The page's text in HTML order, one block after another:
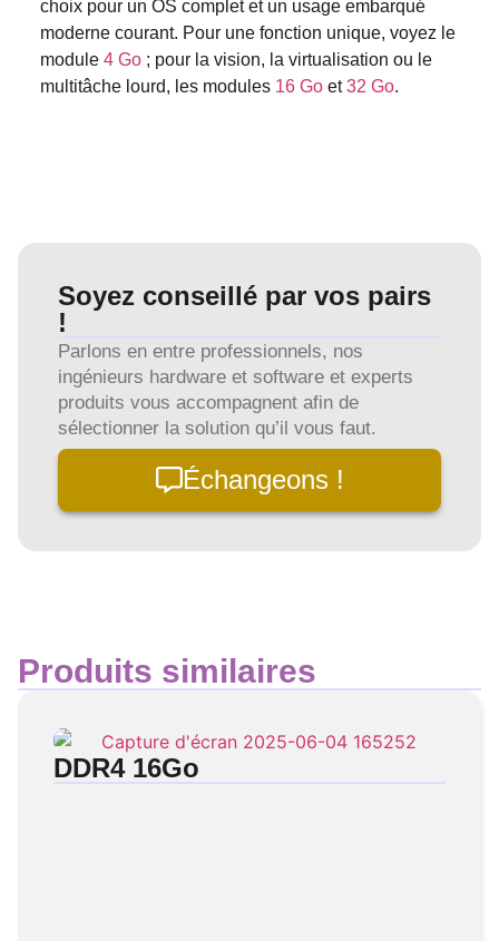
choix pour un OS complet et un usage embarqué
moderne courant. Pour une fonction unique, voyez le
module 4 Go ; pour la vision, la virtualisation ou le
multitâche lourd, les modules 16 Go et32 Go.
Soyez conseillé par vos pairs
!
Parlons en entre professionnels, nos
ingénieurs hardware et software et experts
produits vous accompagnent afin de
sélectionner la solution qu’il vous faut.
Échangeons !
Produits similaires
DDR4 16Go